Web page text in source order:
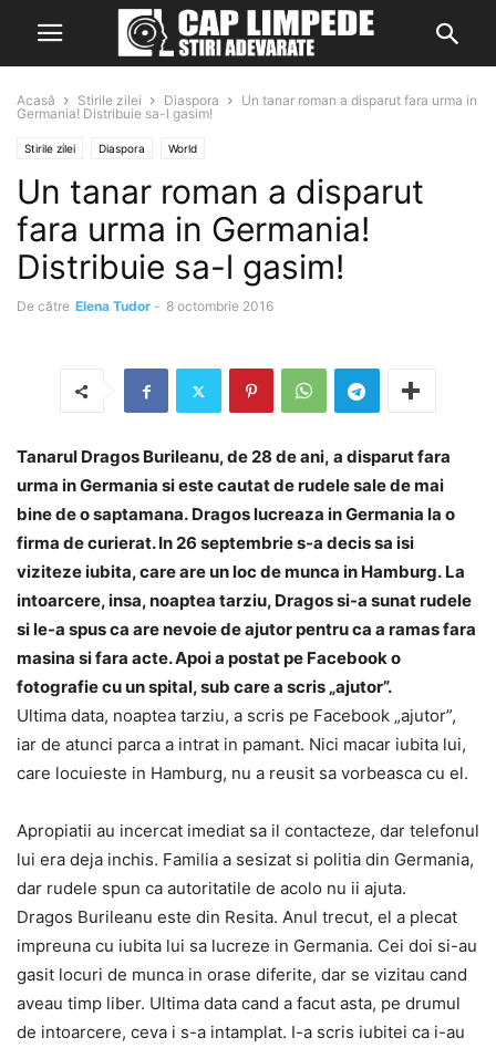
Acasă Stirile zilei Diaspora
Un tanar roman a disparut fara urma in
Germania! Distribuie sa-l gasim!
Stirile zilei Diaspora World
Un tanar roman a disparut
fara urma in Germania!
Distribuie sa-l gasim!
De către Elena Tudor - 8 octombrie 2016
Tanarul Dragos Burileanu, de 28 de ani, a disparut fara
urma in Germania si este cautat de rudele sale de mai
bine de o saptamana. Dragos lucreaza in Germania la o
firma de curierat. In 26 septembrie s-a decis sa isi
viziteze iubita, care are un loc de munca in Hamburg. La
intoarcere, insa, noaptea tarziu, Dragos si-a sunat rudele
si le-a spus ca are nevoie de ajutor pentru ca a ramas fara
masina si fara acte. Apoi a postat pe Facebook o
fotografie cu un spital, sub care a scris „ajutor”.
Ultima data, noaptea tarziu, a scris pe Facebook „ajutor”,
iar de atunci parca a intrat in pamant. Nici macar iubita lui,
care locuieste in Hamburg, nu a reusit sa vorbeasca cu el.
Apropiatii au incercat imediat sa il contacteze, dar telefonul
lui era deja inchis. Familia a sesizat si politia din Germania,
dar rudele spun ca autoritatile de acolo nu ii ajuta.
Dragos Burileanu este din Resita. Anul trecut, el a plecat
impreuna cu iubita lui sa lucreze in Germania. Cei doi si-au
gasit locuri de munca in orase diferite, dar se vizitau cand
aveau timp liber. Ultima data cand a facut asta, pe drumul
de intoarcere, ceva i s-a intamplat. I-a scris iubitei ca i-au